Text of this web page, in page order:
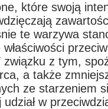
które swoją
te warzywa
z tym,
a także
ze starzeniem
w